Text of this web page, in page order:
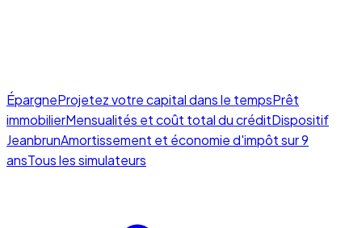
ÉpargneProjetez votre capital dans le tempsPrêt
immobilierMensualités et coût total du créditDispositif
JeanbrunAmortissement et économie d'impôt sur 9
ansTous les simulateurs